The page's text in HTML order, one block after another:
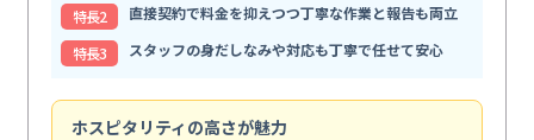
特⻑2
直接契約で料金を抑えつつ丁寧な作業と報告も両立
特⻑3
スタッフの身だしなみや対応も丁寧で任せて安心
ホスピタリティの高さが魅力